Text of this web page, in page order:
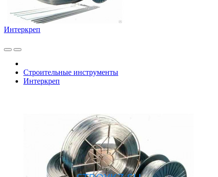
Интеркреп
Строительные инструменты
Интеркреп